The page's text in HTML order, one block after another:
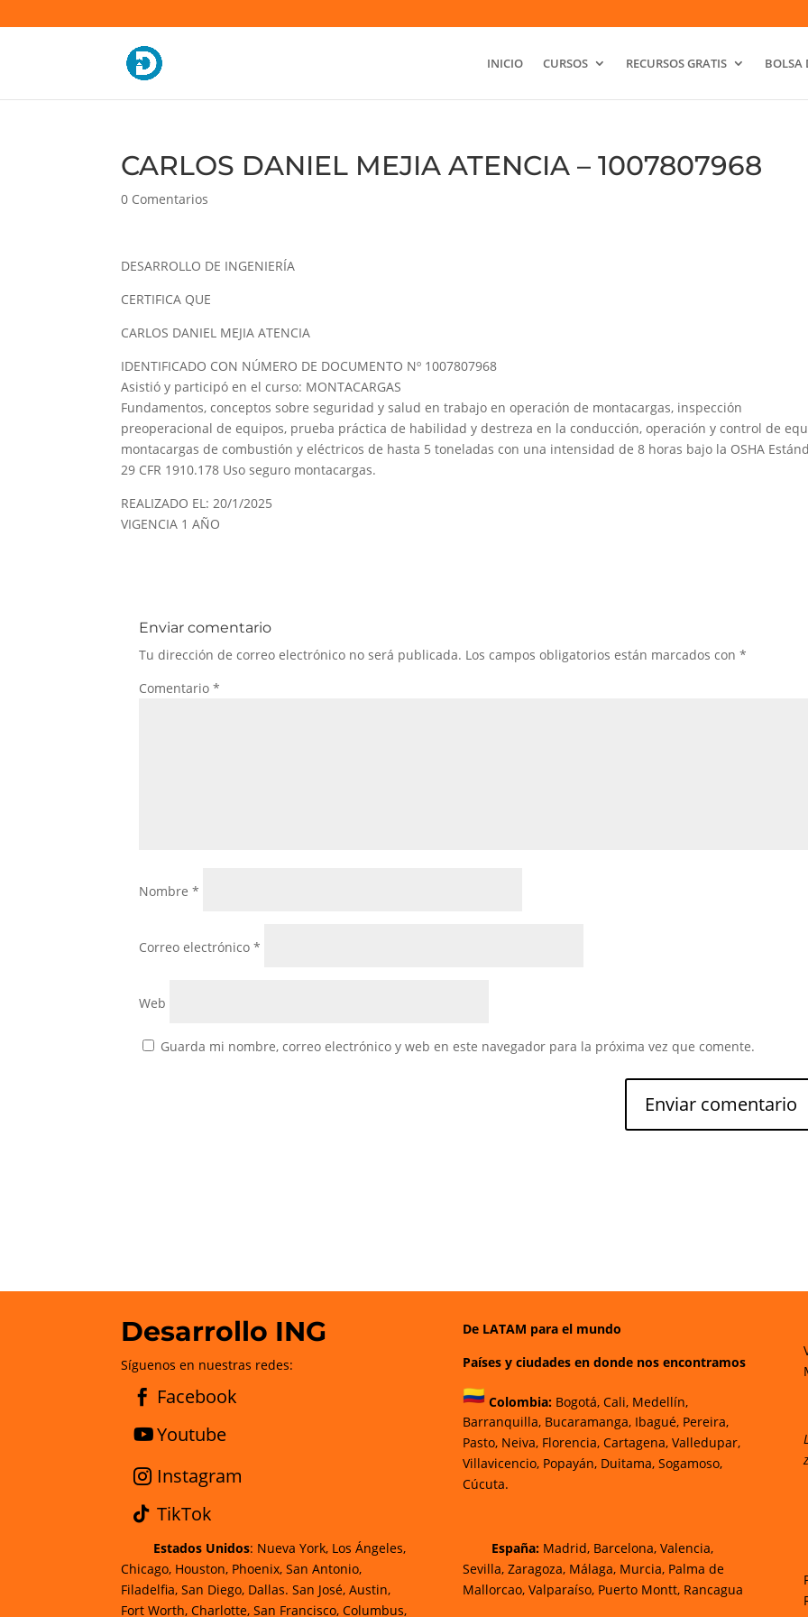
INICIO CURSOS RECURSOS GRATIS BOLSA
CARLOS DANIEL MEJIA ATENCIA – 1007807968
0 Comentarios
DESARROLLO DE INGENIERÍA
CERTIFICA QUE
CARLOS DANIEL MEJIA ATENCIA
IDENTIFICADO CON NÚMERO DE DOCUMENTO Nº 1007807968
Asistió y participó en el curso: MONTACARGAS
Fundamentos, conceptos sobre seguridad y salud en trabajo en operación de montacargas, inspección
preoperacional de equipos, prueba práctica de habilidad y destreza en la conducción, operación y control de
montacargas de combustión y eléctricos de hasta 5 toneladas con una intensidad de 8 horas bajo la OSHA
29 CFR 1910.178 Uso seguro montacargas.
REALIZADO EL: 20/1/2025
VIGENCIA 1 AÑO
Enviar comentario
Tu dirección de correo electrónico no será publicada. Los campos obligatorios están marcados con*
Comentario*
Nombre*
Correo electrónico*
Web
Guarda mi nombre, correo electrónico y web en este navegador para la próxima vez que comente.
Desarrollo ING
Síguenos en nuestras redes:
Facebook
Youtube
Instagram
TikTok
De LATAM para el mundo
Países y ciudades en donde nos encontramos
Colombia: Bogotá,Cali, Medellín,
Barranquilla,Bucaramanga,Ibagué,Pereira,
Pasto, Neiva, Florencia, Cartagena, Valledupar,
Villavicencio,Popayán, Duitama, Sogamoso,
Cúcuta.
Estados Unidos: Nueva York, Los Ángeles,
Chicago, Houston, Phoenix, San Antonio,
Filadelfia, San Diego, Dallas. San José, Austin,
Fort Worth, Charlotte, San Francisco, Columbus,
España: Madrid, Barcelona, Valencia,
Sevilla, Zaragoza, Málaga, Murcia, Palma de
Mallorcao, Valparaíso, Puerto Montt, Rancagua